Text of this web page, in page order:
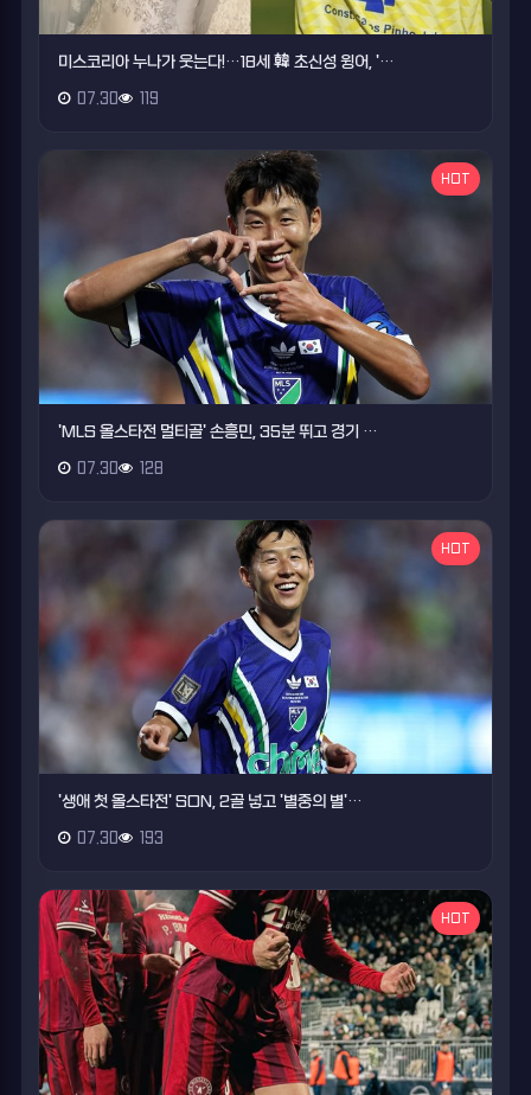
미스코리아 누나가 웃는다!…18세 韓 초신성 윙어, '…
07.30 119
HOT
'MLS 올스타전 멀티골' 손흥민, 35분 뛰고 경기 …
07.30 128
HOT
'생애 첫 올스타전' SON, 2골 넣고 '별중의 별'…
07.30 193
HOT